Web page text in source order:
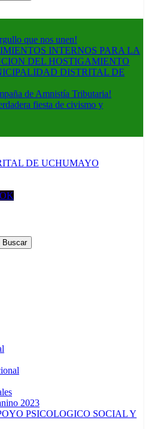
que nos unen!
INTERNOS PARA LA
DEL HOSTIGAMIENTO
DISTRITAL DE
de Amnistía Tributaria!
fiesta de civismo y
DE UCHUMAYO
2023
PSICOLOGICO SOCIAL Y